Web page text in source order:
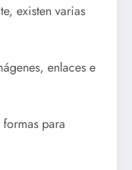
existen varias
enlaces e
para